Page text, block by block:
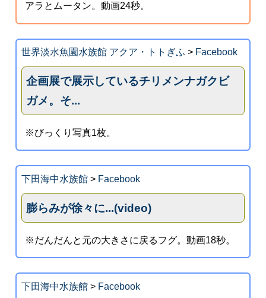
アラとムータン。動画24秒。
世界淡水魚園水族館 アクア・トトぎふ > Facebook
企画展で展示しているチリメンナガクビ
ガメ。そ...
※びっくり写真1枚。
下田海中水族館> Facebook
膨らみが徐々に...(video)
※だんだんと元の大きさに戻るフグ。動画18秒。
下田海中水族館> Facebook